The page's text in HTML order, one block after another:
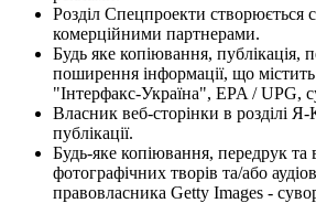
Розділ Спецпроекти створюється
комерційними партнерами.
Будь яке копіювання, публікація,
поширення інформації, що
"Інтерфакс-Україна", EPA / UPG,
Власник веб-сторінки в розділі
публікації.
Будь-яке копіювання, передрук та
фотографічних творів та/або
правовласника Getty Images -